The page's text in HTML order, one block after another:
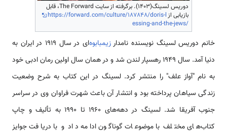
دوریس لسینگ(1403). برگرفته از سایت The Forward، قابل
بازیابی از https://forward.com/culture/187848/doris-l
essing-and-the-jews/
خانم دوریس لسینگ نویسنده نامدارزیمبابوه
‌ای در سال 1919 در ایران به
دنیا آمد. سال 1949 رهسپار لندن شد و در همان سال اولین رمان ادبی خود
به نام "آواز علف" را منتشر کرد. لسینگ در این کتاب به شرح وضعیت
زندگی سیاهان پرداخته بود و انتشار آن باعث شهرت فراوان وی در سراسر
جنوب آفریقا شد. لسینگ در دهه‌های 1960 تا 1990 به تألیف و چاپ
کتاب‌های مختلف با موضوعات گوناگون ادامه داد و با دریافت جوایز